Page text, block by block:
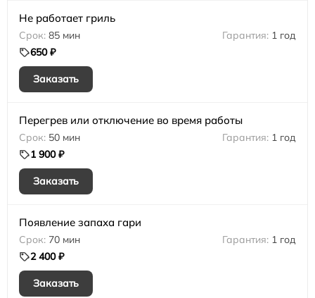
Не работает гриль
85 мин
1 год
650 ₽
Заказать
Перегрев или отключение во время работы
50 мин
1 год
1 900 ₽
Заказать
Появление запаха гари
70 мин
1 год
2 400 ₽
Заказать